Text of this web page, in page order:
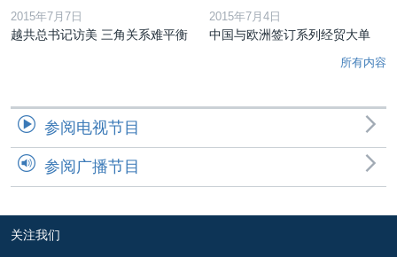
2015年7月7日
越共总书记访美 三角关系难平衡
2015年7月4日
中国与欧洲签订系列经贸大单
所有内容
参阅电视节目
参阅广播节目
关注我们